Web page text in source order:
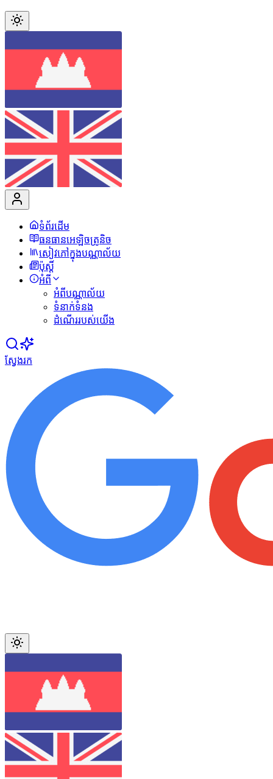
ទំព័រដើម
ធនធានអេឡិចត្រូនិច
សៀវភៅក្នុងបណ្ណាល័យ
ប៉ុស្ដិ៍
អំពី
អំពីបណ្ណាល័យ
ទំនាក់ទំនង
ដំណើររបស់យើង
ស្វែងរក